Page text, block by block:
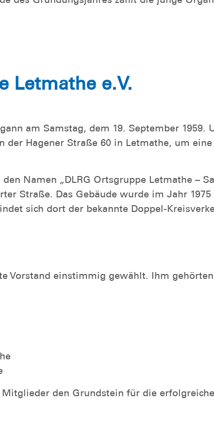
Letmathe e.V.
am Samstag, dem 19. September
Hagener Straße 60 in Letmathe, um
Namen „DLRG Ortsgruppe Letmathe –
Straße. Das Gebäude wurde im Jahr
sich dort der bekannte Doppel-
Vorstand einstimmig gewählt. Ihm
den Grundstein für die